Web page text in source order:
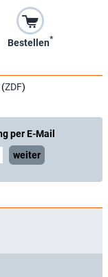
Bestellen*
(ZDF)
per E-Mail
weiter